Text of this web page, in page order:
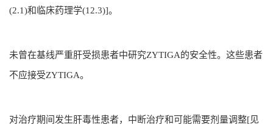
(2.1)和临床药理学(12.3)]。
未曾在基线严重肝受损患者中研究ZYTIGA的安全性。这些患者
不应接受ZYTIGA。
对治疗期间发生肝毒性患者，中断治疗和可能需要剂量调整[见